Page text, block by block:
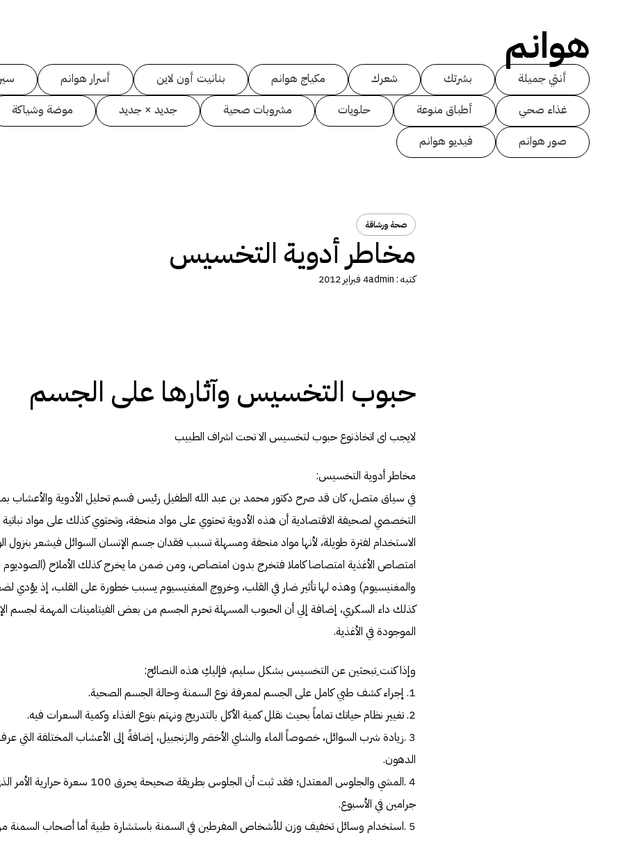
هوانم
أنتي جميلة بشرتك شعرك مكياج هوانم بنانيت أون لاين أسرار هوانم
غذاء صحي
أطباق منوعة حلويات مشروبات صحية جديد × جديد
موضة وشياكة
صور هوانم
فيديو هوانم
صحة ورشاقة
مخاطر أدوية التخسيس
كتبه :admin4 فبراير 2012
حبوب التخسيس وآثارها على الجسم
لايجب اى اتخاذنوع حبوب لتخسيس الا تحت اشراف الطبيب
مخاطر أدوية التخسيس:
في سياق متصل، كان قد صرح دكتور محمد بن عبد الله الطفيل رئيس قسم تحليل الأدوية
التخصصي لصحيفة الاقتصادية أن هذه الأدوية تحتوي على مواد منحفة، وتحتوي كذلك على مواد نباتية
الاستخدام لفترة طويلة، لأنها مواد منحفة ومسهلة تسبب فقدان جسم الإنسان السوائل فيشعر بنزول
امتصاص الأغذية امتصاصا كاملا فتخرج بدون امتصاص، ومن ضمن ما يخرج كذلك الأملاح (الصوديوم
والمغنيسيوم) وهذه لها تأثير ضار في القلب، وخروج المغنيسيوم يسبب خطورة على القلب، إذ
كذلك داء السكري، إضافة إلي أن الحبوب المسهلة تحرم الجسم من بعض الفيتامينات المهمة لجسم
الموجودة في الأغذية.
وإذا كنت ِتبحثين عن التخسيس بشكل سليم، فإليكِ هذه النصائح:
1. إجراء كشف طبي كامل على الجسم لمعرفة نوع السمنة وحالة الجسم الصحية.
2. تغيير نظام حياتك تماماً بحيث نقلل كمية الأكل بالتدريج ونهتم بنوع الغذاء وكمية السعرات فيه.
3 .زيادة شرب السوائل، خصوصاً الماء والشاي الأخضر والزنجبيل، إضافةً إلى الأعشاب المختلفة التي
الدهون.
4 .المشي والجلوس المعتدل؛ فقد ثبت أن الجلوس
جرامين في الأسبوع.
5 .استخدام وسائل تخفيف وزن للأشخاص المفرطين في السمنة باستشارة طبية أما أصحاب السمنة من الدرجة الأولى.